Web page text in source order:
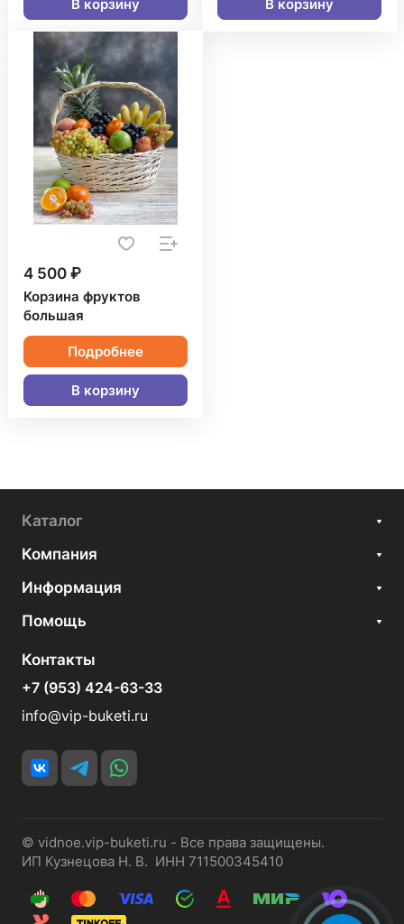
В корзину В корзину
4 500 ₽
Корзина фруктов
большая
Подробнее
В корзину
Каталог
Компания
Информация
Помощь
Контакты
+7 (953) 424-63-33
info@vip-buketi.ru
© vidnoe.vip-buketi.ru - Все права защищены.
ИП Кузнецова Н. В. ИНН 711500345410